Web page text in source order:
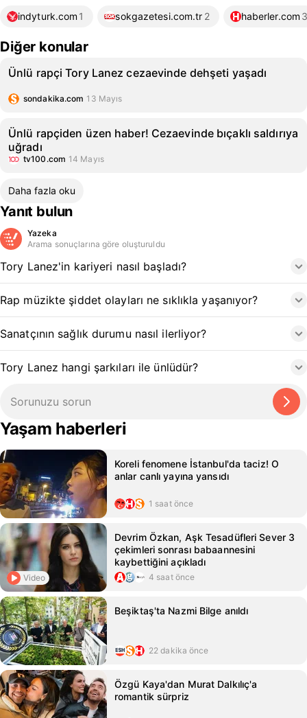
indyturk.com 1 sokgazetesi.com.tr 2 haberler.com
Diğer konular
Ünlü rapçi Tory Lanez cezaevinde dehşeti yaşadı
sondakika.com 13 Mayıs
Ünlü rapçiden üzen haber! Cezaevinde bıçaklı saldırıya
uğradı
tv100.com 14 Mayıs
Daha fazla oku
Yanıt bulun
Yazeka
Arama sonuçlarına göre oluşturuldu
Tory Lanez'in kariyeri nasıl başladı?
Rap müzikte şiddet olayları ne sıklıkla yaşanıyor?
Sanatçının sağlık durumu nasıl ilerliyor?
Tory Lanez hangi şarkıları ile ünlüdür?
Yaşam haberleri
Koreli fenomene İstanbul'da taciz! O
anlar canlı yayına yansıdı
1 saat önce
Video
Devrim Özkan, Aşk Tesadüfleri Sever 3
çekimleri sonrası babaannesini
kaybettiğini açıkladı
4 saat önce
Beşiktaş'ta Nazmi Bilge anıldı
22 dakika önce
Özgü Kaya'dan Murat Dalkılıç'a
romantik sürpriz